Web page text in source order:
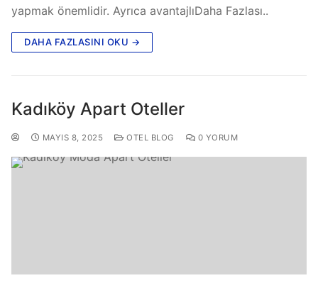
yapmak önemlidir. Ayrıca avantajlıDaha Fazlası..
DAHA FAZLASINI OKU →
Kadıköy Apart Oteller
MAYIS 8, 2025 OTEL BLOG 0 YORUM